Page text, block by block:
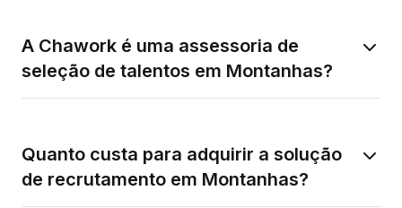
A Chawork é uma assessoria de
seleção de talentos em Montanhas?
Quanto custa para adquirir a solução
de recrutamento em Montanhas?